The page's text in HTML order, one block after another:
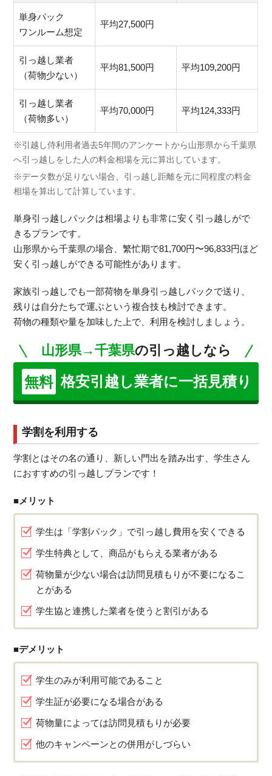
単身パック
ワンルーム想定
平均27,500円
引っ越し業者
（荷物少ない）
平均81,500円 平均109,200円
引っ越し業者
（荷物多い）
平均70,000円 平均124,333円
※引越し侍利用者過去5年間のアンケートから山形県から千葉県
へ引っ越しをした人の料金相場を元に算出しています。
※データ数が足りない場合、引っ越し距離を元に同程度の料金
相場を算出して計算しています。
単身引っ越しパックは相場よりも非常に安く引っ越しがで
きるプランです。
山形県から千葉県の場合、繁忙期で81,700円〜96,833円ほど
安く引っ越しができる可能性があります。
家族引っ越しでも一部荷物を単身引っ越しパックで送り、
残りは自分たちで運ぶという複合技も検討できます。
荷物の種類や量を加味した上で、利用を検討しましょう。
山形県→千葉県の引っ越しなら
無料 格安引越し業者に一括見積り
学割を利用する
学割とはその名の通り、新しい門出を踏み出す、学生さん
におすすめの引っ越しプランです！
■メリット
学生は「学割パック」で引っ越し費用を安くできる
学生特典として、商品がもらえる業者がある
荷物量が少ない場合は訪問見積もりが不要になるこ
とがある
学生協と連携した業者を使うと割引がある
■デメリット
学生のみが利用可能であること
学生証が必要になる場合がある
荷物量によっては訪問見積もりが必要
他のキャンペーンとの併用がしづらい